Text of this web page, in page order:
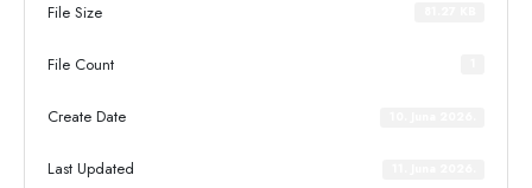
File Size
File Count
Create Date
Last Updated